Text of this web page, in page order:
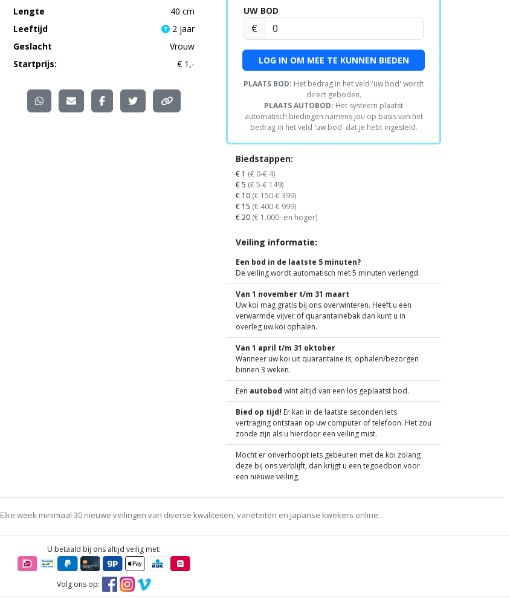
Lengte
40 cm
Leeftijd
2 jaar
Geslacht
Vrouw
Startprijs:
€ 1,-
UW BOD
€
LOG IN OM MEE TE KUNNEN BIEDEN
PLAATS BOD: Het bedrag in het veld 'uw bod' wordt
direct geboden.
PLAATS AUTOBOD: Het systeem plaatst
automatisch biedingen namens jou op basis van het
bedrag in het veld 'uw bod' dat je hebt ingesteld.
Biedstappen:
€ 1 (€ 0-€ 4)
€ 5 (€ 5-€ 149)
€ 10 (€ 150-€ 399)
€ 15 (€ 400-€ 999)
€ 20 (€ 1.000- en hoger)
Veiling informatie:
Een bod in de laatste 5 minuten?
De veiling wordt automatisch met 5 minuten verlengd.
Van 1 november t/m 31 maart
Uw koi mag gratis bij ons overwinteren. Heeft u een
verwarmde vijver of quarantainebak dan kunt u in
overleg uw koi ophalen.
Van 1 april t/m 31 oktober
Wanneer uw koi uit quarantaine is, ophalen/bezorgen
binnen 3 weken.
Een autobod wint altijd van een los geplaatst bod.
Bied op tijd! Er kan in de laatste seconden iets
vertraging ontstaan op uw computer of telefoon. Het zou
zonde zijn als u hierdoor een veiling mist.
Mocht er onverhoopt iets gebeuren met de koi zolang
deze bij ons verblijft, dan krijgt u een tegoedbon voor
een nieuwe veiling.
Elke week minimaal 30 nieuwe veilingen van diverse kwaliteiten, variëteiten en Japanse kwekers online.
U betaald bij ons altijd veilig met:
Volg ons op: